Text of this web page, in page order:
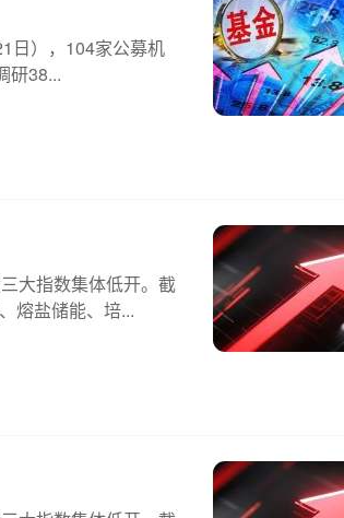
日），104家公募机
研38...
大指数集体低开。截
熔盐储能、培...